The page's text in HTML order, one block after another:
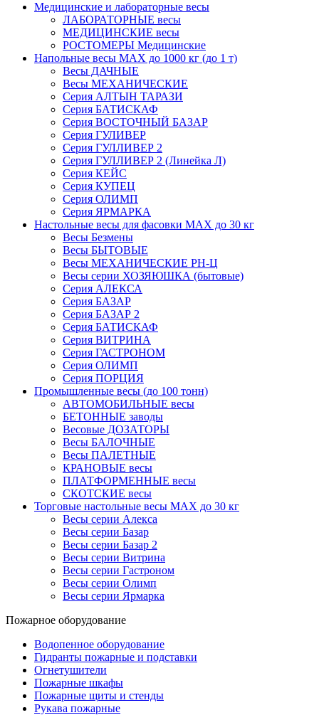
Медицинские и лабораторные весы
ЛАБОРАТОРНЫЕ весы
МЕДИЦИНСКИЕ весы
РОСТОМЕРЫ Медицинские
Напольные весы MAX до 1000 кг (до 1 т)
Весы ДАЧНЫЕ
Весы МЕХАНИЧЕСКИЕ
Серия АЛТЫН ТАРАЗИ
Серия БАТИСКАФ
Серия ВОСТОЧНЫЙ БАЗАР
Серия ГУЛИВЕР
Серия ГУЛЛИВЕР 2
Серия ГУЛЛИВЕР 2 (Линейка Л)
Серия КЕЙС
Серия КУПЕЦ
Серия ОЛИМП
Серия ЯРМАРКА
Настольные весы для фасовки MAX до 30 кг
Весы Безмены
Весы БЫТОВЫЕ
Весы МЕХАНИЧЕСКИЕ РН-Ц
Весы серии ХОЗЯЮШКА (бытовые)
Серия АЛЕКСА
Серия БАЗАР
Серия БАЗАР 2
Серия БАТИСКАФ
Серия ВИТРИНА
Серия ГАСТРОНОМ
Серия ОЛИМП
Серия ПОРЦИЯ
Промышленные весы (до 100 тонн)
АВТОМОБИЛЬНЫЕ весы
БЕТОННЫЕ заводы
Весовые ДОЗАТОРЫ
Весы БАЛОЧНЫЕ
Весы ПАЛЕТНЫЕ
КРАНОВЫЕ весы
ПЛАТФОРМЕННЫЕ весы
СКОТСКИЕ весы
Торговые настольные весы MAX до 30 кг
Весы серии Алекса
Весы серии Базар
Весы серии Базар 2
Весы серии Витрина
Весы серии Гастроном
Весы серии Олимп
Весы серии Ярмарка
Пожарное оборудование
Водопенное оборудование
Гидранты пожарные и подставки
Огнетушители
Пожарные шкафы
Пожарные щиты и стенды
Рукава пожарные